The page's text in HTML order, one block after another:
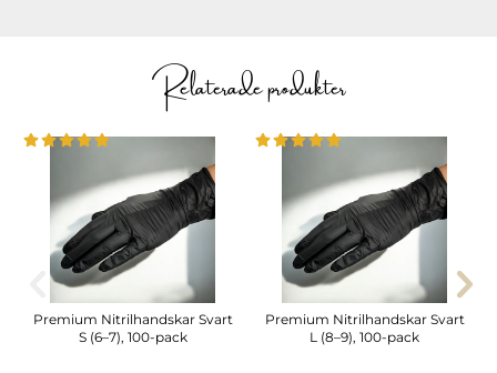
Relaterade produkter
Premium Nitrilhandskar Svart
S (6–7), 100-pack
Premium Nitrilhandskar Svart
L (8–9), 100-pack